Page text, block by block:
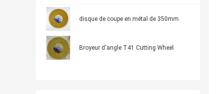
disque de coupe en métal de 350mm
Broyeur d'angle T41 Cutting Wheel